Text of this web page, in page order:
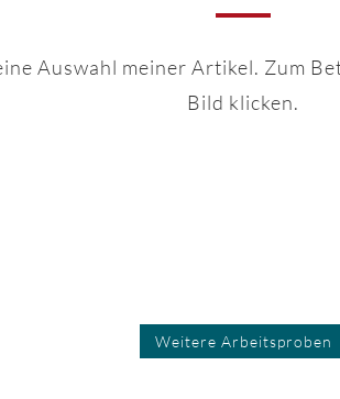
Auswahl meiner Artikel. Zum
Bild klicken.
Weitere Arbeitsproben